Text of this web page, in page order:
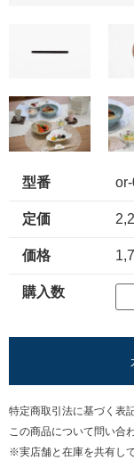
型番
定価
価格
購入数
特定商取引法に基づく表
この商品について問い合
※実店舗と在庫を共有し